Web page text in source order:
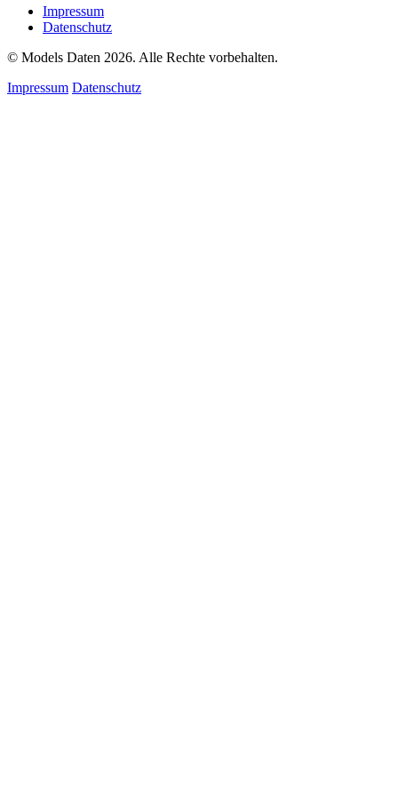
Impressum
Datenschutz
© Models Daten 2026. Alle Rechte vorbehalten.
Impressum Datenschutz